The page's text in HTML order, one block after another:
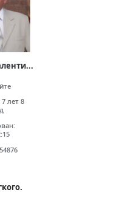
7 лет 8
54876